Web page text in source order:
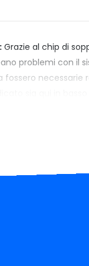
Grazie al chip di
problemi con il
fossero
fascia di